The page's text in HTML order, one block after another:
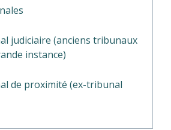
judiciaire (anciens tribunaux
instance)
de proximité (ex-tribunal